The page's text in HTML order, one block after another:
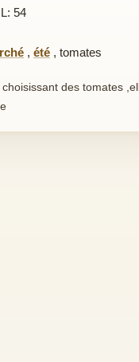
54
, été , tomates
des tomates